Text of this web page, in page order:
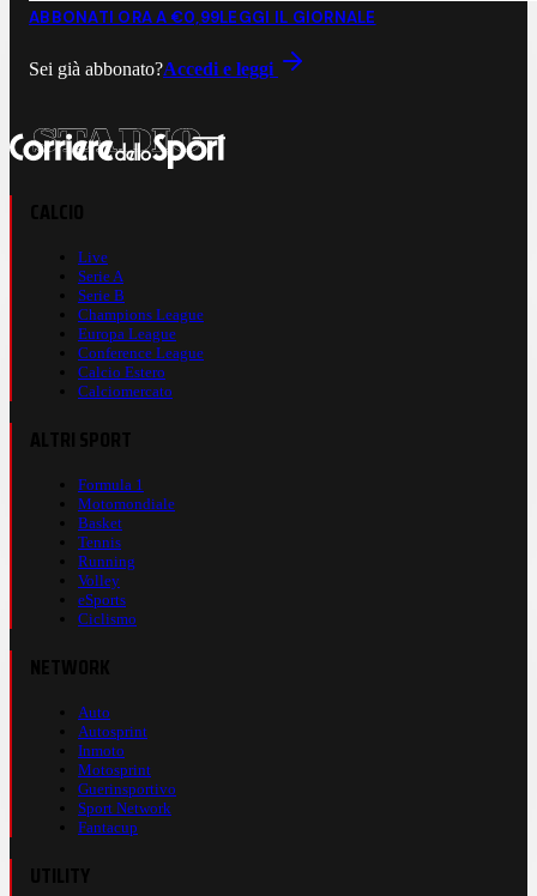
ABBONATI ORA A €0,99LEGGI IL GIORNALE
Sei già abbonato?Accedi e leggi
Live
Serie A
Serie B
Champions League
Europa League
Conference League
Calcio Estero
Calciomercato
Formula 1
Motomondiale
Basket
Tennis
Running
Volley
eSports
Ciclismo
Auto
Autosprint
Inmoto
Motosprint
Guerinsportivo
Sport Network
Fantacup